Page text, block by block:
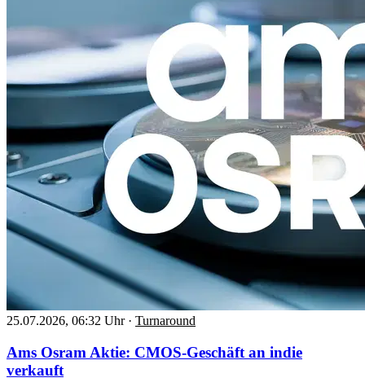
25.07.2026, 06:32 Uhr · Turnaround
Ams Osram Aktie: CMOS-Geschäft an indie
verkauft